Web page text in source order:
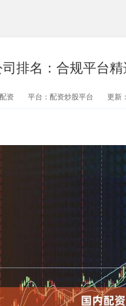
排名：合规平台
资 平台：配资炒股平台 更新